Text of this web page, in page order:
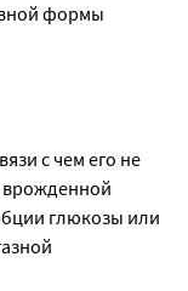
формы
с чем его не
врожденной
глюкозы или